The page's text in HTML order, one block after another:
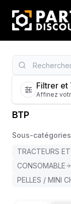
Filtrer et
Affinez
BTP
Sous-catégories
CONSOMABLE